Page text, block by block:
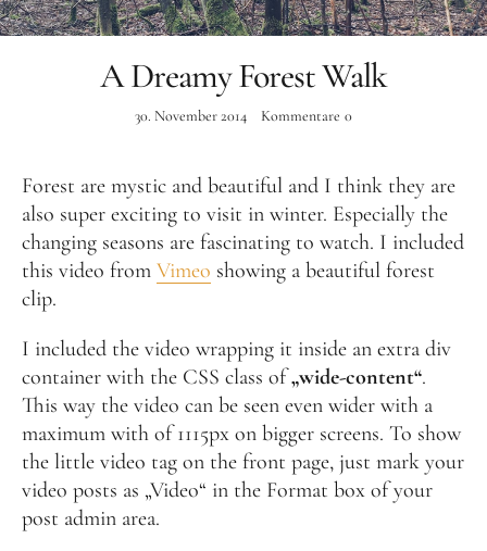
A Dreamy Forest Walk
30. November 2014 Kommentare 0
Forest are mystic and beautiful and I think they are
also super exciting to visit in winter. Especially the
changing seasons are fascinating to watch. I included
this video from Vimeo showing a beautiful forest
clip.
I included the video wrapping it inside an extra div
container with the CSS class of„wide-content“.
This way the video can be seen even wider with a
maximum with of 1115px on bigger screens. To show
the little video tag on the front page, just mark your
video posts as „Video“ in the Format box of your
post admin area.